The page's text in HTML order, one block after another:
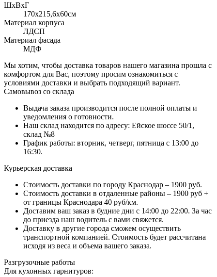
ШхВхГ
170x215,6х60см
Материал корпуса
ЛДСП
Материал фасада
МДФ
Мы хотим, чтобы доставка товаров нашего магазина прошла с
комфортом для Вас, поэтому просим ознакомиться с
условиями доставки и выбрать подходящий вариант.
Самовывоз со склада
Выдача заказа производится после полной оплаты и
уведомления о готовности.
Наш склад находится по адресу: Ейское шоссе 50/1,
склад №8
График работы: вторник, четверг, пятница с 13:00 до
16:30.
Курьерская доставка
Стоимость доставки по городу Краснодар – 1900 руб.
Стоимость доставки в отдаленные районы – 1900 руб +
от границы Краснодара 40 руб/км.
Доставим ваш заказ в будние дни с 14:00 до 22:00. За час
до приезда наш водитель с вами свяжется.
Доставку в другие города сможем осуществить
транспортной компанией. Стоимость будет рассчитана
исходя из веса и объема вашего заказа.
Разгрузочные работы
Для кухонных гарнитуров: